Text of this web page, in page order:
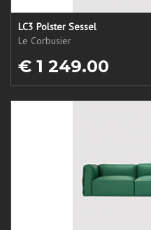
LC3 Polster Sessel
Le Corbusier
€ 1 249.00